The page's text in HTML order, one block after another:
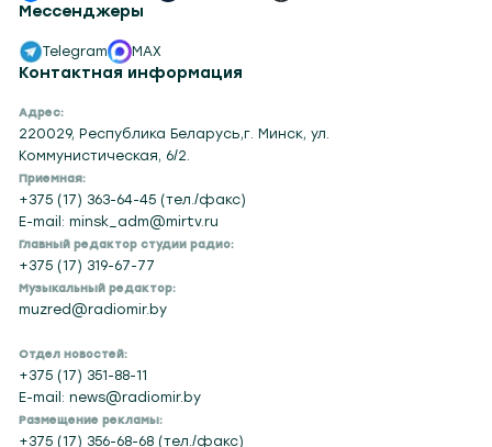
Контактная информация
Адрес:
220029, Республика Беларусь,г. Минск, ул.
Коммунистическая, 6/2.
Приемная:
+375 (17) 363-64-45 (тел./факс)
E-mail: minsk_adm@mirtv.ru
Главный редактор студии радио:
+375 (17) 319-67-77
Музыкальный редактор:
muzred@radiomir.by
Отдел новостей:
+375 (17) 351-88-11
E-mail: news@radiomir.by
Размещение рекламы:
+375 (17) 356-68-68 (тел./факс)
Мессенджеры
Telegram MAX